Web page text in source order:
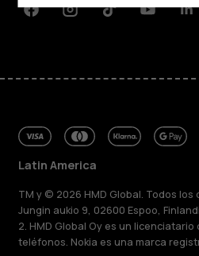
FacebookInstagramTiktokYoutube
Latin America
TM y © 2026 HMD Global. Todos
Jungin aukio 9, 02600 Espoo,
2. HMD Global Oy es un licenciatario
teléfonos. Nokia es una marca